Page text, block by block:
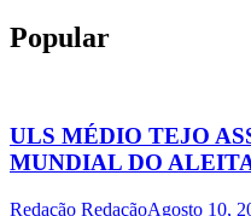
Popular
ULS MÉDIO TEJO
MUNDIAL DO
Redação RedaçãoAgosto 10,